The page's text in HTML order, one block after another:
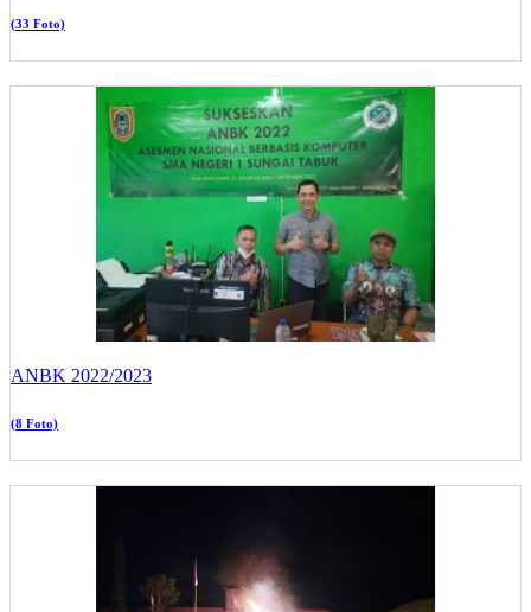
(33 Foto)
ANBK 2022/2023
(8 Foto)